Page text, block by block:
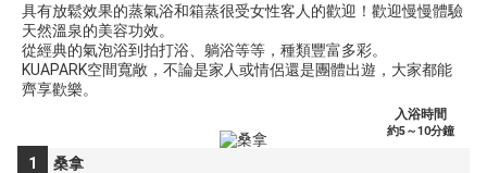
具有放鬆效果的蒸氣浴和箱蒸很受女性客人的歡迎！歡迎慢慢體驗
天然溫泉的美容功效。
從經典的氣泡浴到拍打浴、躺浴等等，種類豐富多彩。
KUAPARK空間寬敞，不論是家人或情侶還是團體出遊，大家都能
齊享歡樂。
入浴時間
約5～10分鐘
1
桑拿